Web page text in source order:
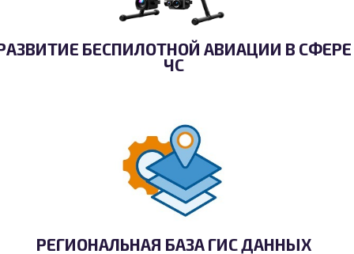
БЕСПИЛОТНОЙ АВИАЦИИ В СФЕРЕ
ЧС
РЕГИОНАЛЬНАЯ БАЗА ГИС ДАННЫХ